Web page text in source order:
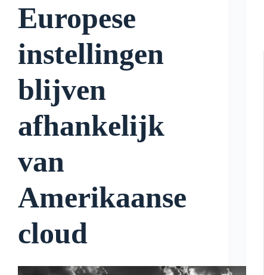
Europese
instellingen
blijven
afhankelijk
van
Amerikaanse
cloud